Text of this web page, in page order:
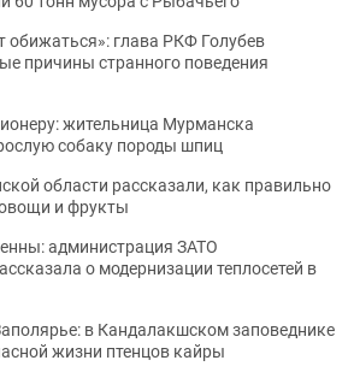
обижаться»: глава РКФ Голубев
причины странного поведения
жительница Мурманска
собаку породы шпиц
области рассказали, как правильно
и фрукты
администрация ЗАТО
о модернизации теплосетей в
в Кандалакшском заповеднике
жизни птенцов кайры